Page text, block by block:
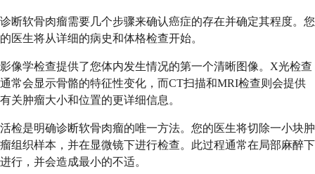
诊断软骨肉瘤需要几个步骤来确认癌症的存在并确定其程度。您
的医生将从详细的病史和体格检查开始。
影像学检查提供了您体内发生情况的第一个清晰图像。X光检查
通常会显示骨骼的特征性变化，而CT扫描和MRI检查则会提供
有关肿瘤大小和位置的更详细信息。
活检是明确诊断软骨肉瘤的唯一方法。您的医生将切除一小块肿
瘤组织样本，并在显微镜下进行检查。此过程通常在局部麻醉下
进行，并会造成最小的不适。